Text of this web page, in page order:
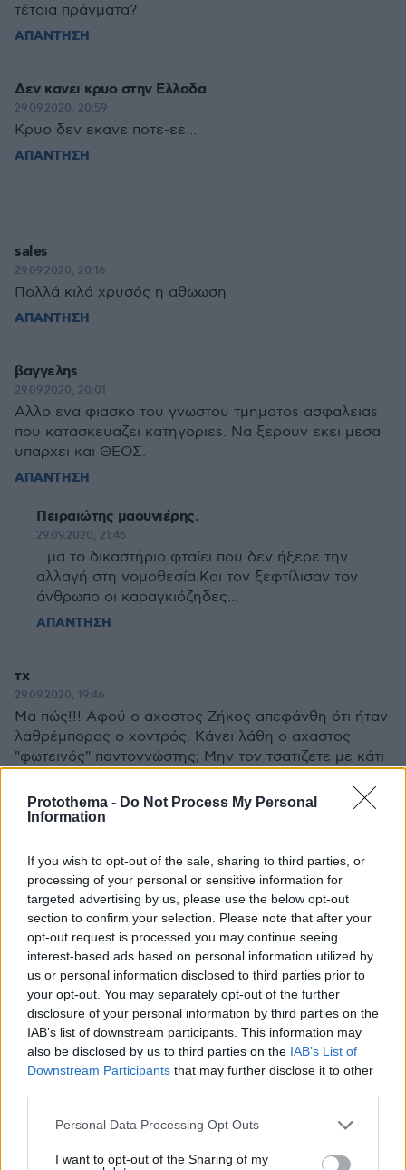
Protothema - Do Not Process My Personal
Information
If you wish to opt-out of the sale, sharing to third parties, or
processing of your personal or sensitive information for
targeted advertising by us, please use the below opt-out
section to confirm your selection. Please note that after your
opt-out request is processed you may continue seeing
interest-based ads based on personal information utilized by
us or personal information disclosed to third parties prior to
your opt-out. You may separately opt-out of the further
disclosure of your personal information by third parties on the
IAB’s list of downstream participants. This information may
also be disclosed by us to third parties on the IAB’s List of
Downstream Participants that may further disclose it to other
Please note that this website/app uses one or more Google
not limited to your visit or usage behaviour. You may click to
Personal Data Processing Opt Outs
I want to opt-out of the Sharing of my
τέτοια πράγματα?
ΑΠΑΝΤΗΣΗ
Δεν κανει κρυο στην Ελλαδα
29.09.2020, 20:59
Κρυο δεν εκανε ποτε-εε...
ΑΠΑΝΤΗΣΗ
sales
29.09.2020, 20:16
Πολλά κιλά χρυσός η αθωωση
ΑΠΑΝΤΗΣΗ
βαγγεληs
29.09.2020, 20:01
Αλλο ενα φιασκο του γνωστου τμηματοs ασφαλειαs
που κατασκευαζει κατηγοριεs. Να ξερουν εκει μεσα
υπαρχει και ΘΕΟΣ.
ΑΠΑΝΤΗΣΗ
Πειραιώτης μαουνιέρης.
29.09.2020, 21:46
...μα το δικαστήριο φταίει που δεν ήξερε την
αλλαγή στη νομοθεσία.Και τον ξεφτίλισαν τον
άνθρωπο οι καραγκιόζηδες...
ΑΠΑΝΤΗΣΗ
τχ
29.09.2020, 19:46
Μα πώς!!! Αφού ο αχαστος Ζήκος απεφάνθη ότι ήταν
λαθρέμπορος ο χοντρός. Κάνει λάθη ο αχαστος
"φωτεινός" παντογνώστης; Μην τον τσατιζετε με κάτι
διδακτορικό στα νομικά από τα διεθνώς
αναγνωρισμένα πανεπιστήμια του Μαδούρου.
Φιλελευθερος
29.09.2020, 19:43
Ελπίζω ο Ριχάρδος να τραβήξει μια αστικη αγωγή
ενάντια στον πρώην πρωθυπουργό που τον δίκασε,
τον καταδίκασε και ανακοίνωσε την απόφασή από
του βήματος της Βουλής. Η ασυδοσία των
ανεπαγγελτων πολιτικών έναντι των πολιτών πρέπει
να σταματήσει.
ΑΠΑΝΤΗΣΗ
Δημητρης Βελιος